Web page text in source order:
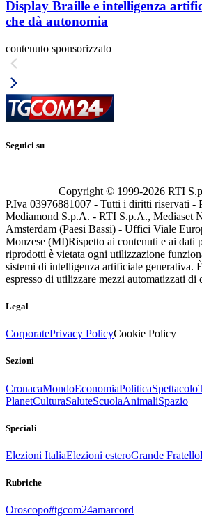
Display Braille e intelligenza
che dà autonomia
contenuto sponsorizzato
Seguici su
Copyright © 1999-2026 RTI
P.Iva 03976881007 - Tutti i diritti riservati -
Mediamond S.p.A. - RTI S.p.A., Mediaset
Amsterdam (Paesi Bassi) - Uffici Viale
Monzese (MI)Rispetto ai contenuti e ai dati
riprodotti è vietata ogni utilizzazione
sistemi di intelligenza artificiale generativa.
espresso di utilizzare mezzi automatizzati di
Legal
CorporatePrivacy PolicyCookie Policy
Sezioni
CronacaMondoEconomiaPoliticaSpettacolo
PlanetCulturaSaluteScuolaAnimaliSpazio
Speciali
Elezioni ItaliaElezioni esteroGrande Fratello
Rubriche
Oroscopo#tgcom24amarcord